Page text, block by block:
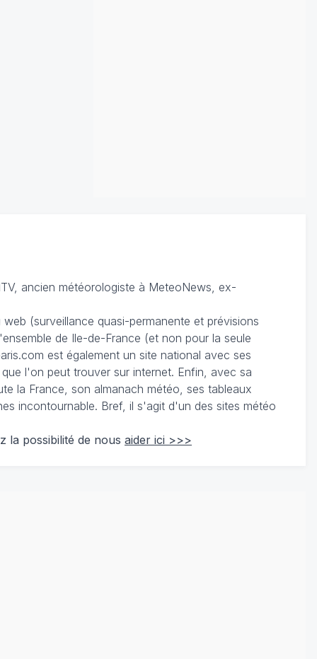
ancien météorologiste à MeteoNews, ex-
(surveillance quasi-permanente et prévisions
de Ile-de-France (et non pour la seule
est également un site national avec ses
l'on peut trouver sur internet. Enfin, avec sa
la France, son almanach météo, ses tableaux
incontournable. Bref, il s'agit d'un des sites météo
la possibilité de nous aider ici >>>